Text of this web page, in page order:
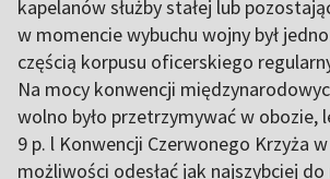
kapelanów służby stałej lub
w momencie wybuchu wojny był
częścią korpusu oficerskiego
Na mocy konwencji
wolno było przetrzymywać w obozie,
9 p. l Konwencji Czerwonego Krzyża
możliwości odesłać jak najszybciej